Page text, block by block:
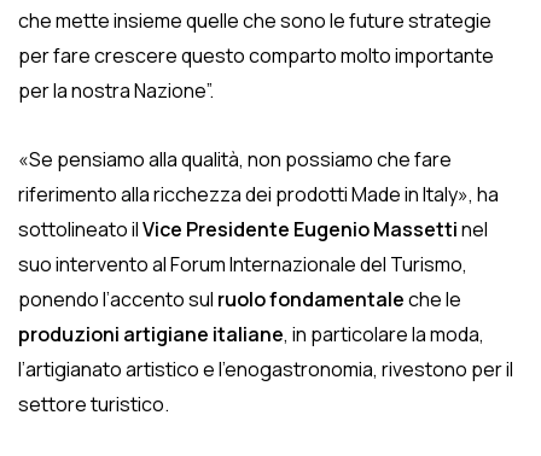
che mette insieme quelle che sono le future strategie
per fare crescere questo comparto molto importante
per la nostra Nazione”.
«Se pensiamo alla qualità, non possiamo che fare
riferimento alla ricchezza dei prodotti Made in Italy», ha
sottolineato ilVice Presidente Eugenio Massettinel
suo intervento al Forum Internazionale del Turismo,
ponendo l’accento sul ruolo fondamentaleche le
produzioni artigiane italiane, in particolare la moda,
l’artigianato artistico e l’enogastronomia, rivestono per il
settore turistico.